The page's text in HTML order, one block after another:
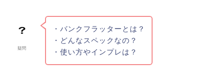
疑問
・バンクフラッターとは？
・どんなスペックなの？
・使い方やインプレは？